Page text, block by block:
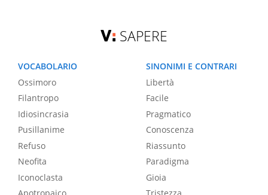
SAPERE
VOCABOLARIO
Ossimoro
Filantropo
Idiosincrasia
Pusillanime
Refuso
Neofita
Iconoclasta
SINONIMI E CONTRARI
Libertà
Facile
Pragmatico
Conoscenza
Riassunto
Paradigma
Gioia